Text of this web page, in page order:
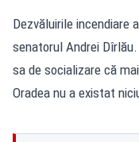
Dezvăluirile incendiare
senatorul Andrei
sa de socializare că
Oradea nu a existat